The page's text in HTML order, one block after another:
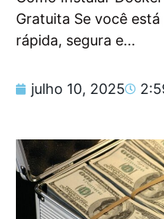
Gratuita Se você
rápida, segura e...
julho 10, 2025